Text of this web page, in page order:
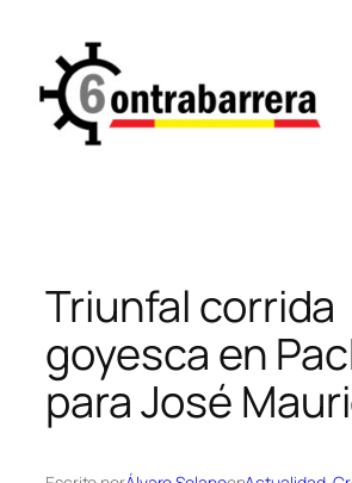
contenido
Triunfal corrida
goyesca en
para José